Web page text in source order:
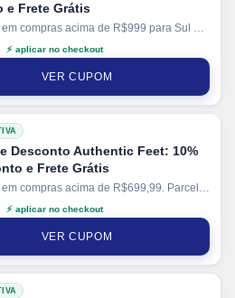
e Frete Grátis
em compras acima de R$999 para Sul e
suas compras em até 12x sem juros no
+ 12% de desconto em pagamentos
⚡ aplicar no checkout
VER CUPOM
Desconto Authentic Feet: 10%
e Frete Grátis
em compras acima de R$699,99. Parcele
em até 10x sem juros no cartão. Ganhe
em pagamentos via PIX. Ganhe +
direto no site.
⚡ aplicar no checkout
VER CUPOM